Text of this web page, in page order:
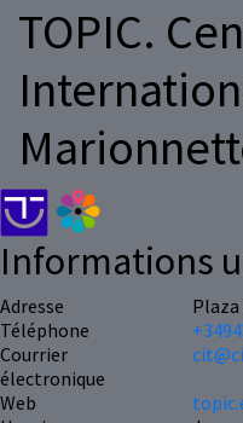
TOPIC.
Informations
Adresse Plaza
Téléphone
Courrier
électronique
Web